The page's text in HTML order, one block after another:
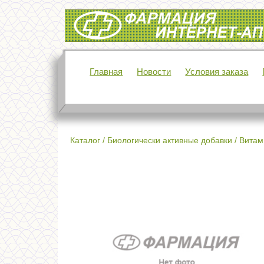
Интернет-аптека Фармация
Главная Новости Условия заказа
Каталог / Биологически активные добавки /